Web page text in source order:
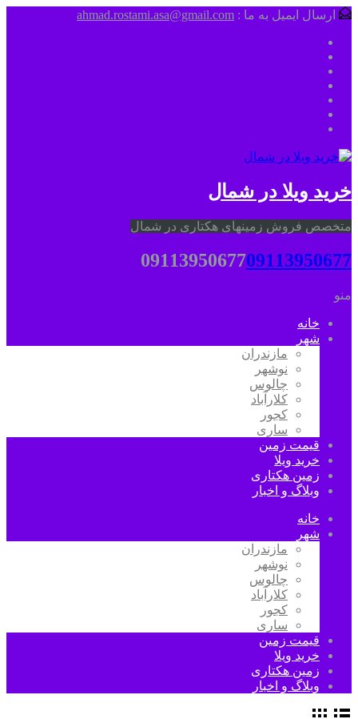
ارسال ایمیل به ما : ahmad.rostami.asa@gmail.com
خرید ویلا در شمال
متخصص فروش زمینهای هکتاری در شمال
0911395067709113950677
منو
خانه
شهر
مازندران
نوشهر
چالوس
کلارآباد
کجور
ساری
قیمت زمین
خرید ویلا
زمین هکتاری
وبلاگ و اخبار
خانه
شهر
مازندران
نوشهر
چالوس
کلارآباد
کجور
ساری
قیمت زمین
خرید ویلا
زمین هکتاری
وبلاگ و اخبار